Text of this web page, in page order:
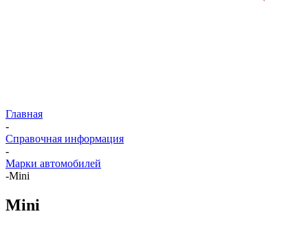
Главная
-
Справочная информация
-
Марки автомобилей
-Mini
Mini